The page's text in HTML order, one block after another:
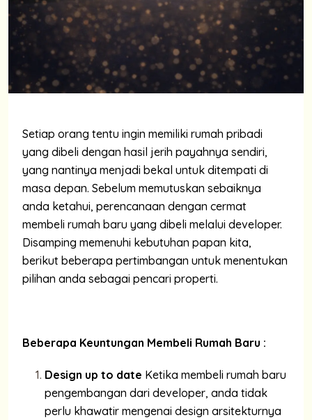
Setiap orang tentu ingin memiliki rumah pribadi
yang dibeli dengan hasil jerih payahnya sendiri,
yang nantinya menjadi bekal untuk ditempati di
masa depan. Sebelum memutuskan sebaiknya
anda ketahui, perencanaan dengan cermat
membeli rumah baru yang dibeli melalui developer.
Disamping memenuhi kebutuhan papan kita,
berikut beberapa pertimbangan untuk menentukan
pilihan anda sebagai pencari properti.
Beberapa Keuntungan Membeli Rumah Baru :
Design up to date Ketika membeli rumah baru
pengembangan dari developer, anda tidak
perlu khawatir mengenai design arsitekturnya